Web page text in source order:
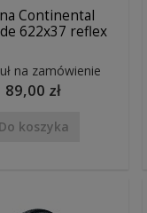
Continental
622x37 reflex
na zamówienie
89,00 zł
Do koszyka